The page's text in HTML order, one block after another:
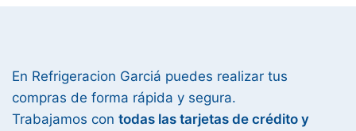
En Refrigeracion Garciá puedes realizar tus
compras de forma rápida y segura.
Trabajamos con todas las tarjetas de crédito y